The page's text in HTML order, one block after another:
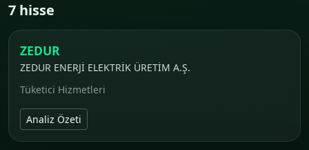
7 hisse
ZEDUR
ZEDUR ENERJİ ELEKTRİK ÜRETİM A.Ş.
Tüketici Hizmetleri
Analiz Özeti